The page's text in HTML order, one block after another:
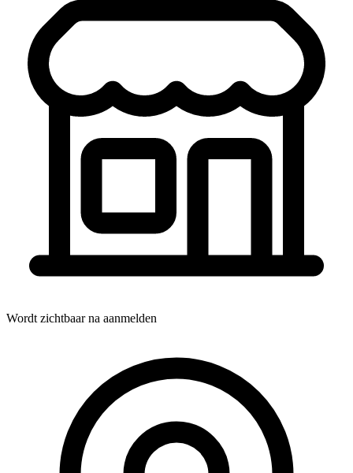
Wordt zichtbaar na aanmelden